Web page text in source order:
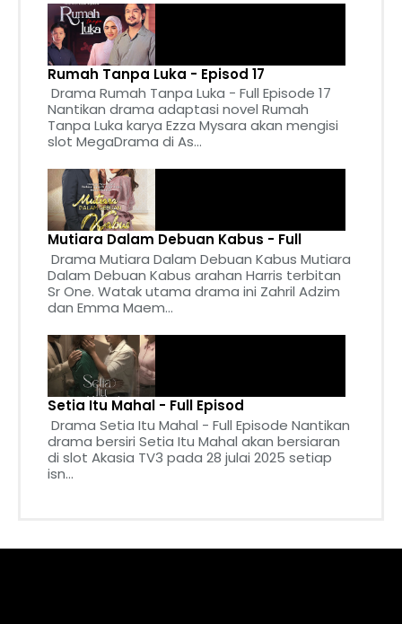
Rumah Tanpa Luka - Episod 17
Drama Rumah Tanpa Luka - Full Episode 17
Nantikan drama adaptasi novel Rumah
Tanpa Luka karya Ezza Mysara akan mengisi
slot MegaDrama di As...
Mutiara Dalam Debuan Kabus - Full
Drama Mutiara Dalam Debuan Kabus Mutiara
Dalam Debuan Kabus arahan Harris terbitan
Sr One. Watak utama drama ini Zahril Adzim
dan Emma Maem...
Setia Itu Mahal - Full Episod
Drama Setia Itu Mahal - Full Episode Nantikan
drama bersiri Setia Itu Mahal akan bersiaran
di slot Akasia TV3 pada 28 julai 2025 setiap
isn...